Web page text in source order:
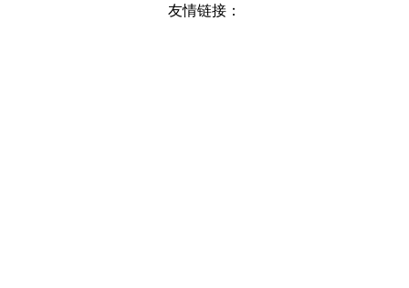
友情链接：